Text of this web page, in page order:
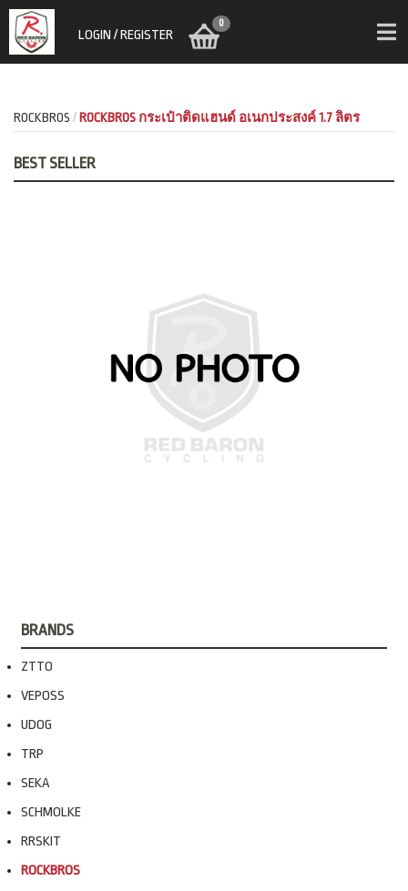
LOGIN / REGISTER
0
ROCKBROS ROCKBROS กระเป๋าติดแฮนด์ อเนกประสงค์ 1.7 ลิตร
BRANDS
ZTTO
VEPOSS
UDOG
TRP
SEKA
SCHMOLKE
RRSKIT
ROCKBROS
BEST SELLER